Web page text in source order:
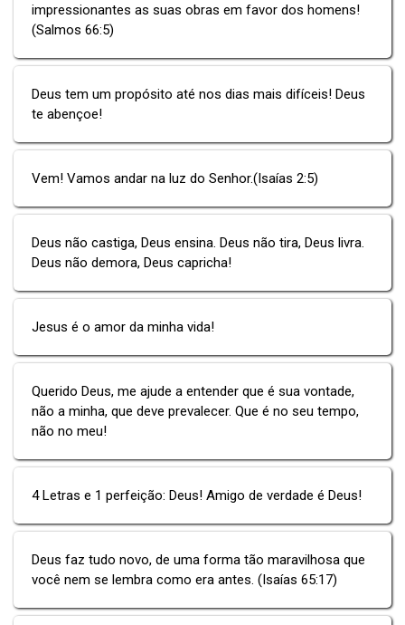
impressionantes as suas obras em favor dos homens!
(Salmos 66:5)
Deus tem um propósito até nos dias mais difíceis! Deus
te abençoe!
Vem! Vamos andar na luz do Senhor.(Isaías 2:5)
Deus não castiga, Deus ensina. Deus não tira, Deus livra.
Deus não demora, Deus capricha!
Jesus é o amor da minha vida!
Querido Deus, me ajude a entender que é sua vontade,
não a minha, que deve prevalecer. Que é no seu tempo,
não no meu!
4 Letras e 1 perfeição: Deus! Amigo de verdade é Deus!
Deus faz tudo novo, de uma forma tão maravilhosa que
você nem se lembra como era antes. (Isaías 65:17)